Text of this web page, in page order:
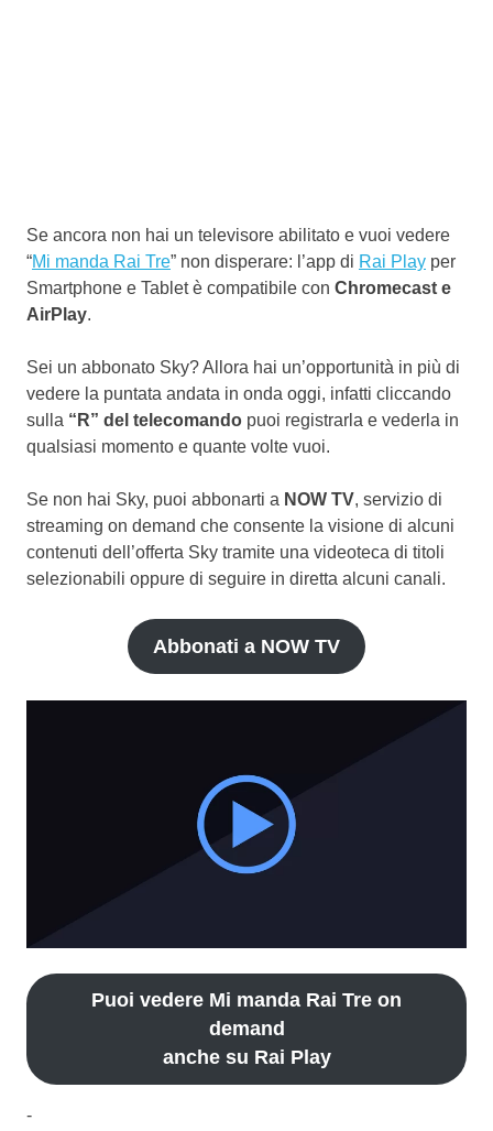
Se ancora non hai un televisore abilitato e vuoi vedere
“Mi manda Rai Tre” non disperare: l’app di Rai Play per
Smartphone e Tablet è compatibile con Chromecast e
AirPlay.
Sei un abbonato Sky? Allora hai un’opportunità in più di
vedere la puntata andata in onda oggi, infatti cliccando
sulla “R” del telecomando puoi registrarla e vederla in
qualsiasi momento e quante volte vuoi.
Se non hai Sky, puoi abbonarti a NOW TV, servizio di
streaming on demand che consente la visione di alcuni
contenuti dell’offerta Sky tramite una videoteca di titoli
selezionabili oppure di seguire in diretta alcuni canali.
Abbonati a NOW TV
Puoi vedere Mi manda Rai Tre on
demand
anche su Rai Play
-